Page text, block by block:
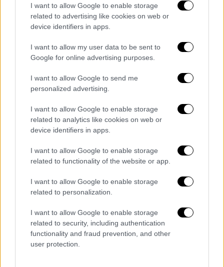
I want to allow Google to enable storage
related to advertising like cookies on web or
device identifiers in apps.
I want to allow my user data to be sent to
Google for online advertising purposes.
I want to allow Google to send me
personalized advertising.
I want to allow Google to enable storage
related to analytics like cookies on web or
device identifiers in apps.
I want to allow Google to enable storage
related to functionality of the website or app.
I want to allow Google to enable storage
related to personalization.
I want to allow Google to enable storage
related to security, including authentication
functionality and fraud prevention, and other
user protection.
— Monika Plaha (@monikaplaha)
July
14, 2025
Γεννημένος την 1η Απριλίου 1911, σύμφωνα
με το βρετανικό διαβατήριό του, ο Σινγκ
είχε ποτέ πιστοποιητικό γέννησης, γεγονός
που εμπόδισε την επίσημη αναγνώρισή του
από τα Ρεκόρ Γκίνες ως ο γηραιότερος
Μαραθωνοδρόμος στην ιστορία. Παρ' όλα
αυτά, το 2011, έγινε ο πρώτος εκατονταετής
Καθ' όλη τη διάρκεια της καριέρας του,
, όπως
το να τρέξει 10 χιλιόμετρα στο Χονγκ Κονγκ
φήμη με μια καμπάνια της Adidas μαζί με τον
Μοχάμεντ Άλι, με το σύνθημα «Τίποτα δεν
είναι Αδύνατο».